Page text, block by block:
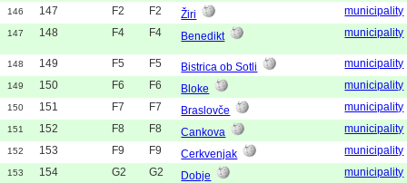
146 147 F2 F2 Žiri municipality
147 148 F4 F4 Benedikt municipality
148 149 F5 F5 Bistrica ob Sotli municipality
149 150 F6 F6 Bloke municipality
150 151 F7 F7 Braslovče municipality
151 152 F8 F8 Cankova municipality
152 153 F9 F9 Cerkvenjak municipality
153 154 G2 G2 Dobje municipality